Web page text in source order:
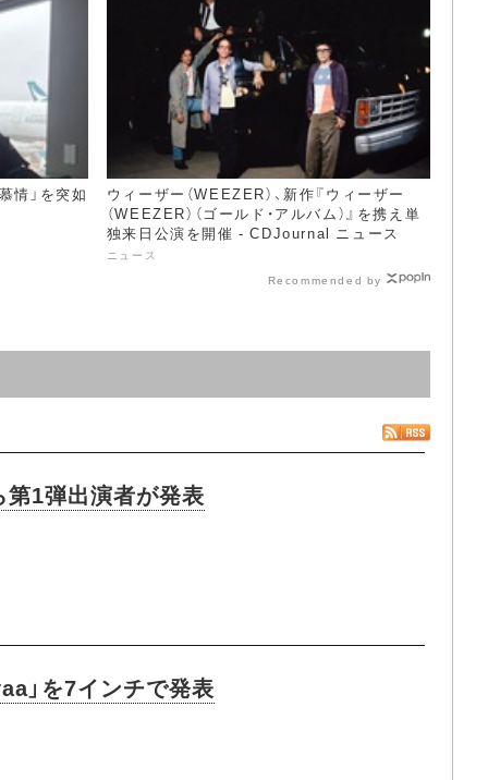
情」を突如
ウィーザー（WEEZER）、新作『ウィーザー
（WEEZER）（ゴールド・アルバム）』を携え単
独来日公演を開催 - CDJournal ニュース
ニュース
Recommended by
第1弾出演者が発表
」を7インチで発表